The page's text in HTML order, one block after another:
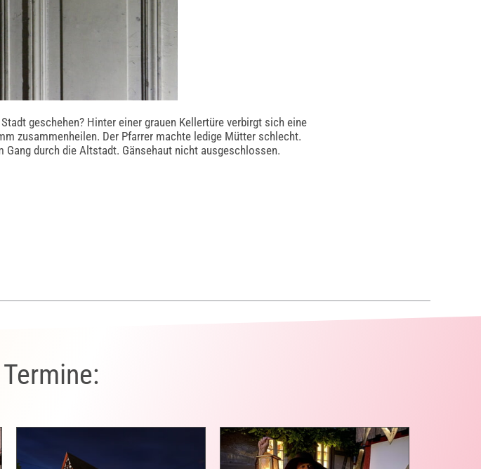
geschehen? Hinter einer grauen Kellertüre verbirgt sich eine
zusammenheilen. Der Pfarrer machte ledige Mütter schlecht.
durch die Altstadt. Gänsehaut nicht ausgeschlossen.